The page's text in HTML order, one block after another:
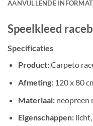
AANVULLENDE
Speelkleed
Specificaties
Product:Carpeto
Afmeting:120 x 80
Materiaal:neopreen
Eigenschappen:licht,